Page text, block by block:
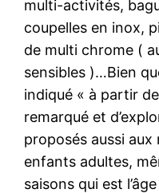
multi-activités,
coupelles en inox,
de multi chrome (
sensibles )…Bien
indiqué « à partir
remarqué et
proposés aussi aux
enfants adultes,
saisons qui est